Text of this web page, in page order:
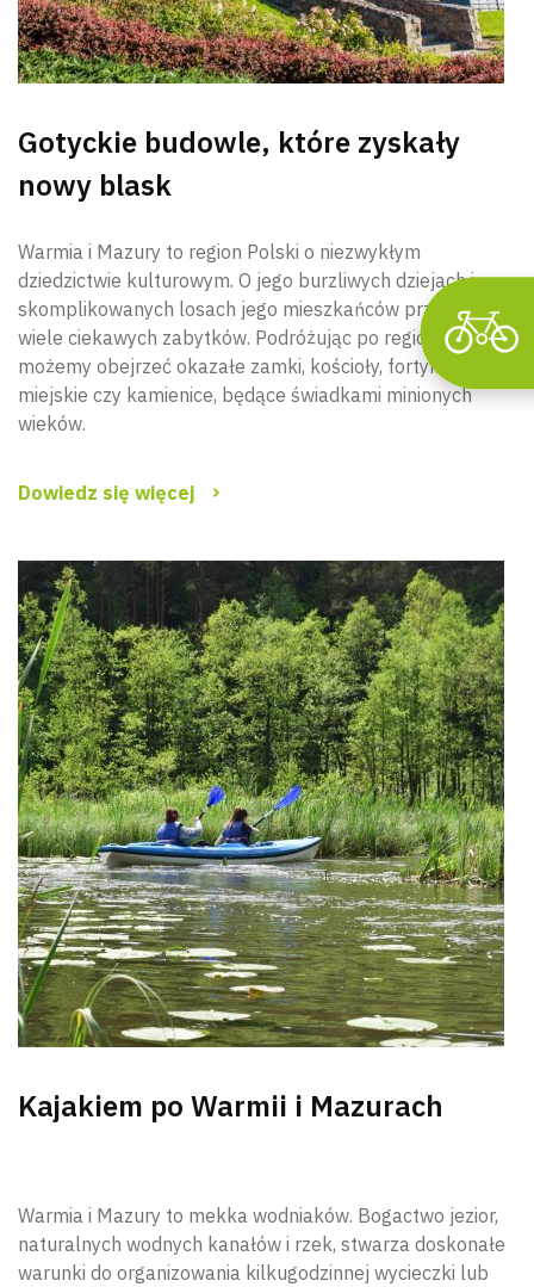
Gotyckie budowle, które zyskały
nowy blask
Warmia i Mazury to region Polski o niezwykłym
dziedzictwie kulturowym. O jego burzliwych dziejach i
skomplikowanych losach jego mieszkańców przypomina
wiele ciekawych zabytków. Podróżując po regionie,
możemy obejrzeć okazałe zamki, kościoły, fortyfikacje
miejskie czy kamienice, będące świadkami minionych
wieków.
Dowiedz się więcej
Kajakiem po Warmii i Mazurach
Warmia i Mazury to mekka wodniaków. Bogactwo jezior,
naturalnych wodnych kanałów i rzek, stwarza doskonałe
warunki do organizowania kilkugodzinnej wycieczki lub